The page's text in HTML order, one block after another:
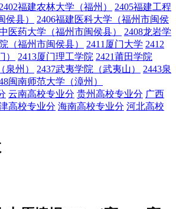
2402福建农林大学（福州）
2405福建工程
侯县）
2406福建医科大学（福州市闽侯
医药大学（福州市闽侯县）
2408龙岩学
（福州市闽侯县） 2411厦门大学 2412
2413厦门理工学院 2421莆田学院
泉州）
2437武夷学院（武夷山）
2443泉
闽南师范大学（漳州）
云南高校专业分 贵州高校专业分 广西
高校专业分 海南高校专业分 河北高校